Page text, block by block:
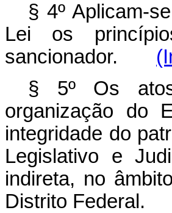
§ 4º Aplicam-
Lei os
sancionador.
§ 5º Os
organização do
integridade do
Legislativo e
indireta, no
Distrito